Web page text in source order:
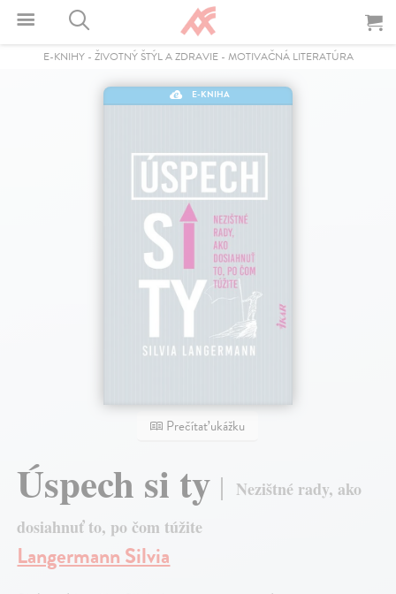
E-KNIHY- ŽIVOTNÝ ŠTÝL A ZDRAVIE- MOTIVAČNÁ LITERATÚRA
E-KNIHA
Prečítať ukážku
Úspech si ty
Nezištné rady, ako
dosiahnuť to, po čom túžite
Langermann Silvia